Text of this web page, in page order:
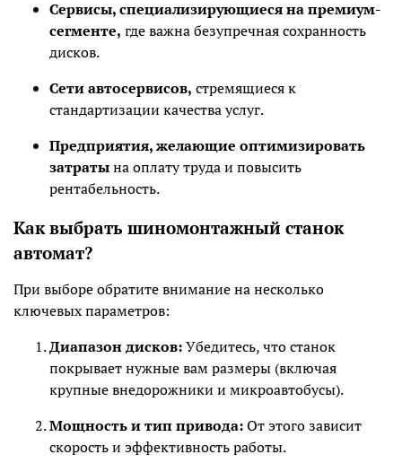
Сервисы, специализирующиеся на премиум-
сегменте, где важна безупречная сохранность
дисков.
Сети автосервисов, стремящиеся к
стандартизации качества услуг.
Предприятия, желающие оптимизировать
затратына оплату труда и повысить
рентабельность.
Как выбрать шиномонтажный станок
автомат?
При выборе обратите внимание на несколько
ключевых параметров:
Диапазон дисков:Убедитесь, что станок
покрывает нужные вам размеры (включая
крупные внедорожники и микроавтобусы).
Мощность и тип привода:От этого зависит
скорость и эффективность работы.